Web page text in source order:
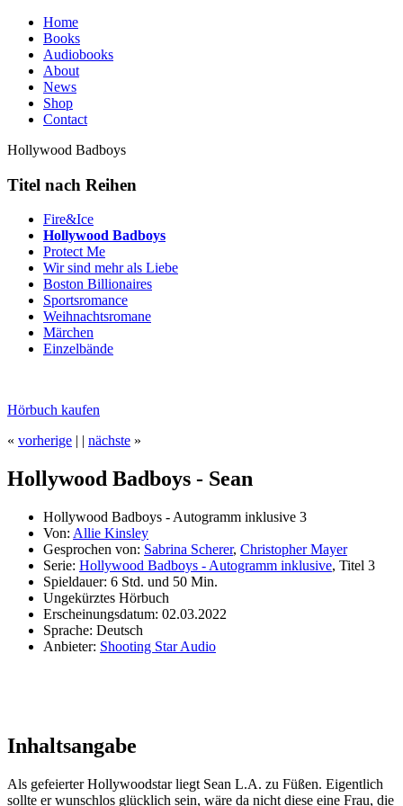
Home
Books
Audiobooks
About
News
Shop
Contact
Hollywood Badboys
Titel nach Reihen
Fire&Ice
Hollywood Badboys
Protect Me
Wir sind mehr als Liebe
Boston Billionaires
Sportsromance
Weihnachtsromane
Märchen
Einzelbände
Hörbuch kaufen
« vorherige | | nächste »
Hollywood Badboys - Sean
Hollywood Badboys - Autogramm inklusive 3
Von: Allie Kinsley
Gesprochen von: Sabrina Scherer, Christopher Mayer
Serie: Hollywood Badboys - Autogramm inklusive, Titel 3
Spieldauer: 6 Std. und 50 Min.
Ungekürztes Hörbuch
Erscheinungsdatum: 02.03.2022
Sprache: Deutsch
Anbieter: Shooting Star Audio
Inhaltsangabe
Als gefeierter Hollywoodstar liegt Sean L.A. zu Füßen. Eigentlich
sollte er wunschlos glücklich sein, wäre da nicht diese eine Frau, die